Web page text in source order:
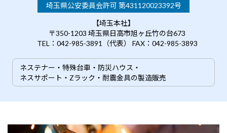
埼玉県公安委員会許可 第431120023392号
【埼玉本社】
〒350-1203 埼玉県日高市旭ヶ丘竹の台673
TEL：042-985-3891（代表） FAX：042-985-3893
ネステナー・特殊台車・防災ハウス・
ネスサポート・Zラック・耐震金具の製造販売